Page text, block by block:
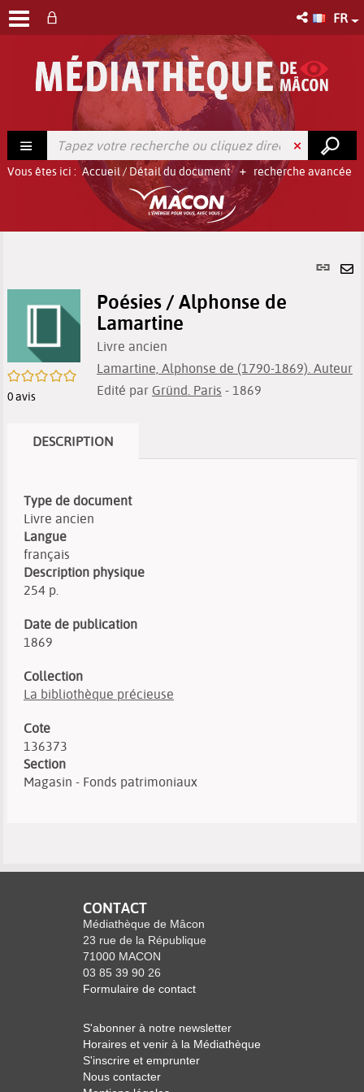
FR
recherche avancée
Vous êtes ici : Accueil/ Détail du document
Lien
/5
0avis
Poésies / Alphonse de
Lamartine
Livre ancien
Lamartine, Alphonse de (1790-1869). Auteur
Edité par Gründ. Paris - 1869
DESCRIPTION
Type de document
Livre ancien
Langue
français
Description physique
254 p.
Date de publication
1869
Collection
La bibliothèque précieuse
Cote
136373
Section
Magasin - Fonds patrimoniaux
CONTACT
Médiathèque de Mâcon
23 rue de la République
71000 MACON
03 85 39 90 26
Formulaire de contact
S'abonner à notre newsletter
Horaires et venir à la Médiathèque
S'inscrire et emprunter
Nous contacter